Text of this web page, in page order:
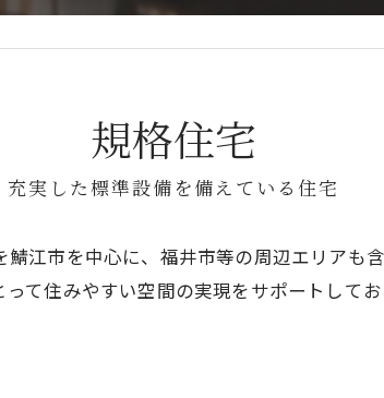
規格住宅
充実した標準設備を備えている住宅
江市を中心に、福井市等の周辺エリアも
て住みやすい空間の実現をサポートして